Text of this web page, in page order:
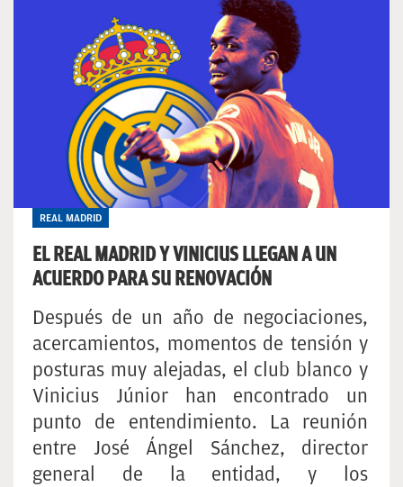
REAL MADRID
EL REAL MADRID Y VINICIUS LLEGAN A UN
ACUERDO PARA SU RENOVACIÓN
Después de un año de negociaciones,
acercamientos, momentos de tensión y
posturas muy alejadas, el club blanco y
Vinicius Júnior han encontrado un
punto de entendimiento. La reunión
entre José Ángel Sánchez, director
general de la entidad, y los